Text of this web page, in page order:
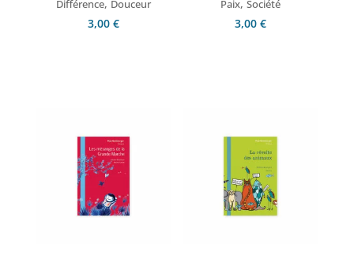
Différence, Douceur
3,00 €
Paix,Société
3,00€